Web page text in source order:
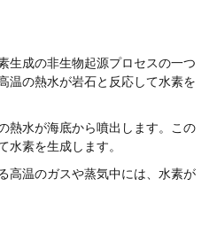
生成の非生物起源プロセスの一つ
温の熱水が岩石と反応して水素を
熱水が海底から噴出します。この
水素を生成します。
高温のガスや蒸気中には、水素が